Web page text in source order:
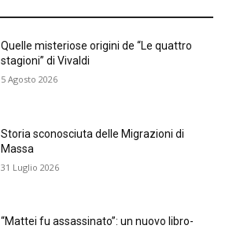
Quelle misteriose origini de “Le quattro
stagioni” di Vivaldi
5 Agosto 2026
Storia sconosciuta delle Migrazioni di
Massa
31 Luglio 2026
“Mattei fu assassinato”: un nuovo libro-